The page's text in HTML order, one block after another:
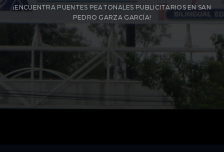
¡ENCUENTRA PUENTES PEATONALES PUBLICITARIOS EN SAN
PEDRO GARZA GARCÍA!